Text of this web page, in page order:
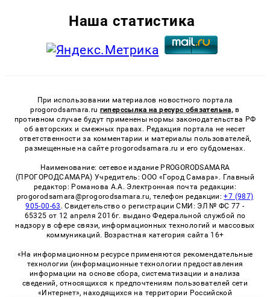
Наша статистика
При использовании материалов новостного портала
progorodsamara.ru гиперссылка на ресурс обязательна, в
противном случае будут применены нормы законодательства РФ
об авторских и смежных правах. Редакция портала не несет
ответственности за комментарии и материалы пользователей,
размещенные на сайте progorodsamara.ru и его субдоменах.
Наименование: сетевое издание PROGORODSAMARA
(ПРОГОРОДСАМАРА) Учредитель: ООО «Город Самара». Главный
редактор: Романова А.А. Электронная почта редакции:
progorodsamara@progorodsamara.ru, телефон редакции:+7 (987)
905-00-63 . Свидетельство о регистрации СМИ: ЭЛ № ФС 77 -
65325 от 12 апреля 2016г. выдано Федеральной службой по
надзору в сфере связи, информационных технологий и массовых
коммуникаций. Возрастная категория сайта 16+
«На информационном ресурсе применяются рекомендательные
технологии (информационные технологии предоставления
информации на основе сбора, систематизации и анализа
сведений, относящихся к предпочтениям пользователей сети
«Интернет», находящихся на территории Российской